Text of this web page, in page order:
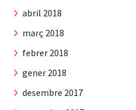
abril 2018
març 2018
febrer 2018
gener 2018
desembre 2017